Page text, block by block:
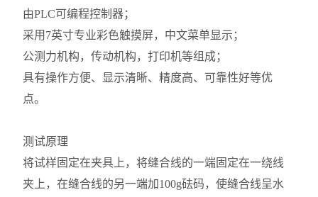
由PLC可编程控制器；
采用7英寸专业彩色触摸屏，中文菜单显示；
公测力机构，传动机构，打印机等组成；
具有操作方便、显示清晰、精度高、可靠性好等优
点。
测试原理
将试样固定在夹具上，将缝合线的一端固定在一绕线
夹上，在缝合线的另一端加100g砝码，使缝合线呈水